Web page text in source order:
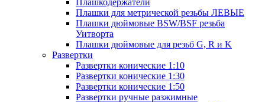
Плашкодержатели
Плашки для метрической резьбы ЛЕВЫЕ
Плашки дюймовые BSW/BSF резьба
Уитворта
Плашки дюймовые для резьб G, R и K
Развертки
Развертки конические 1:10
Развертки конические 1:30
Развертки конические 1:50
Развертки ручные разжимные